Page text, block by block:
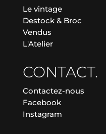
Le vintage
Destock & Broc
Vendus
L'Atelier
CONTACT.
Contactez-nous
Facebook
Instagram